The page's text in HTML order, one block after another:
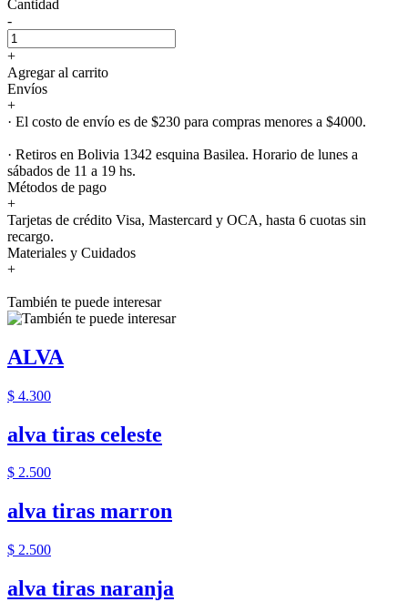
Cantidad
-
+
Agregar al carrito
Envíos
+
· El costo de envío es de $230 para compras menores a $4000.
· Retiros en Bolivia 1342 esquina Basilea. Horario de lunes a
sábados de 11 a 19 hs.
Métodos de pago
+
Tarjetas de crédito Visa, Mastercard y OCA, hasta 6 cuotas sin
recargo.
Materiales y Cuidados
+
También te puede interesar
ALVA
$ 4.300
alva tiras celeste
$ 2.500
alva tiras marron
$ 2.500
alva tiras naranja